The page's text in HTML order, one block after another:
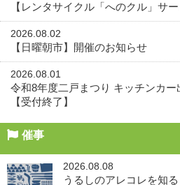
【レンタサイクル「へのクル」サ
2026.08.02
【日曜朝市】開催のお知らせ
2026.08.01
令和8年度二戸まつり キッチンカ
【受付終了】
催事
2026.08.08
うるしのアレコレを知